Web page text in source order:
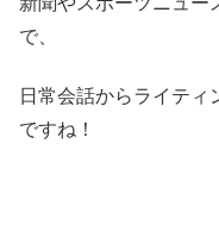
で、
日常会話からライティ
ですね！